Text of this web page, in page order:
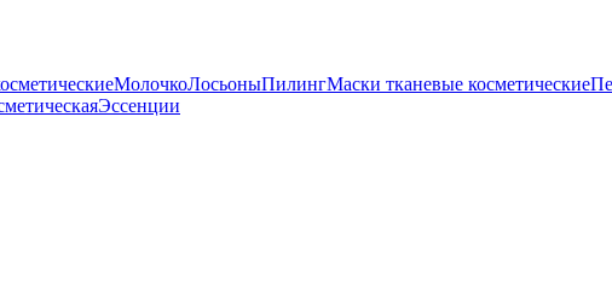
МолочкоЛосьоныПилингМаски тканевые косметические
Эссенции